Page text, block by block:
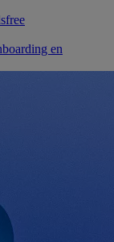
en